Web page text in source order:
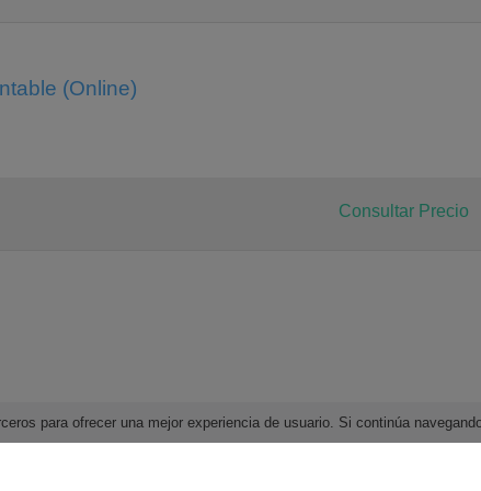
para ofrecer una mejor experiencia de usuario. Si continúa
(Online)
Consultar Precio